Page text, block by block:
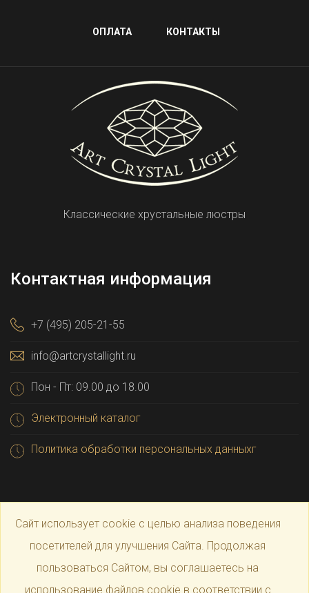
ОПЛАТА КОНТАКТЫ
Классические хрустальные люстры
Контактная информация
+7 (495) 205-21-55
info@artcrystallight.ru
Пон - Пт: 09.00 до 18.00
Электронный каталог
Политика обработки персональных данныхг
Сайт использует cookie с целью анализа поведения
посетителей для улучшения Сайта. Продолжая
пользоваться Сайтом, вы соглашаетесь на
использование файлов cookie в соответствии с